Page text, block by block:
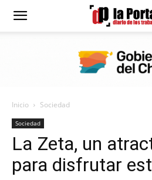
Diario
Portada
Inicio Sociedad
Sociedad
La Zeta, un
para disfrutar